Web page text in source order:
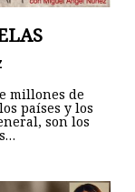
millones de
países y los
son los